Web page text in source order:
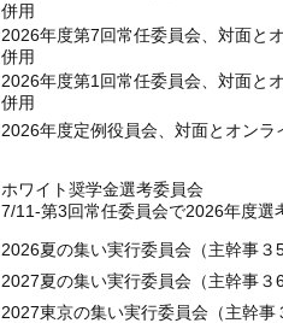
併用
2026年度第7回常任委員会、対面と
併用
2026年度第1回常任委員会、対面と
併用
2026年度定例役員会、対面とオンラ
ホワイト奨学金選考委員会
7/11-第3回常任委員会で2026年度選
2026夏の集い実行委員会（主幹事３
2027夏の集い実行委員会（主幹事３
2027東京の集い実行委員会（主幹事